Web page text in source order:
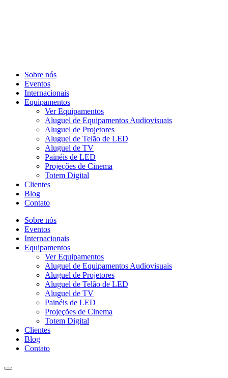
Sobre nós
Eventos
Internacionais
Equipamentos
Ver Equipamentos
Aluguel de Equipamentos Audiovisuais
Aluguel de Projetores
Aluguel de Telão de LED
Aluguel de TV
Painéis de LED
Projeções de Cinema
Totem Digital
Clientes
Blog
Contato
Sobre nós
Eventos
Internacionais
Equipamentos
Ver Equipamentos
Aluguel de Equipamentos Audiovisuais
Aluguel de Projetores
Aluguel de Telão de LED
Aluguel de TV
Painéis de LED
Projeções de Cinema
Totem Digital
Clientes
Blog
Contato